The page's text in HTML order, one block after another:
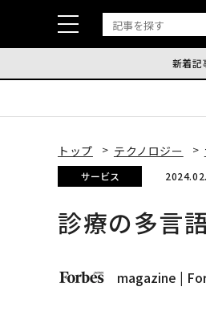
新着記
トップ テクノロジー
サービス
診療の多言
magazine |